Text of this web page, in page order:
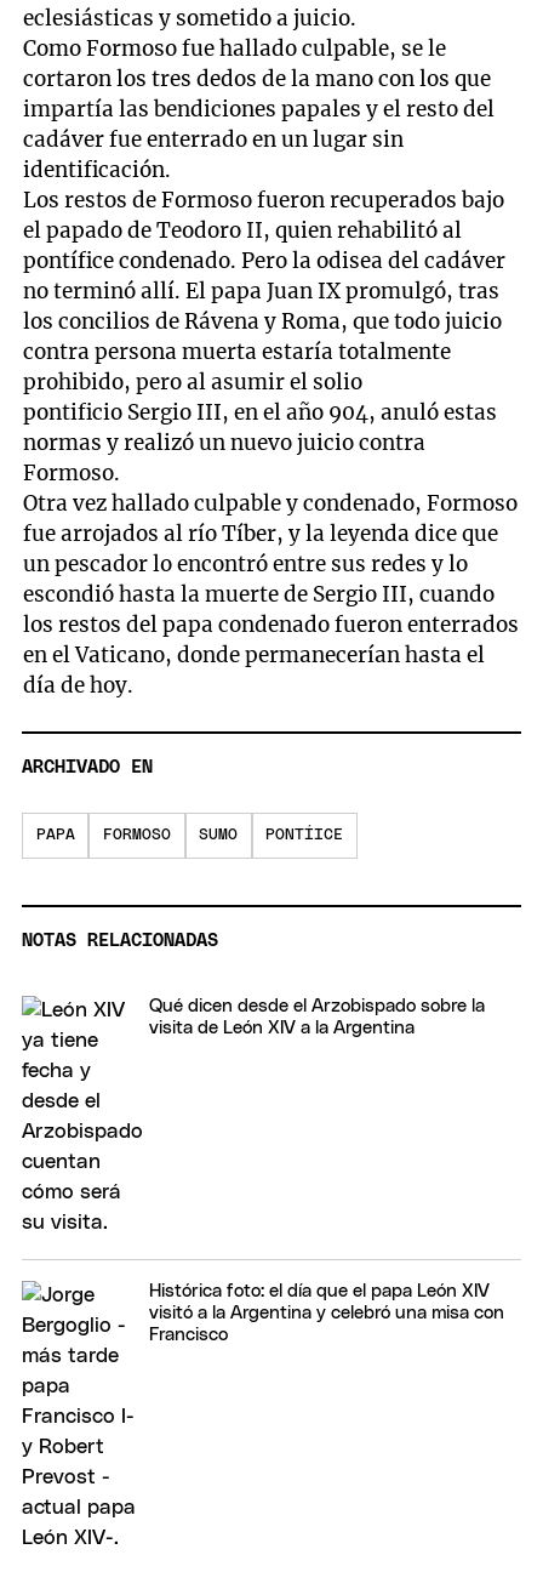
eclesiásticas y sometido a juicio.
Como Formoso fue hallado culpable, se le
cortaron los tres dedos de la mano con los que
impartía las bendiciones papales y el resto del
cadáver fue enterrado en un lugar sin
identificación.
Los restos de Formoso fueron recuperados bajo
el papado de Teodoro II, quien rehabilitó al
pontífice condenado. Pero la odisea del cadáver
no terminó allí. El papa Juan IX promulgó, tras
los concilios de Rávena y Roma, que todo juicio
contra persona muerta estaría totalmente
prohibido, pero al asumir el solio
pontificio Sergio III, en el año 904, anuló estas
normas y realizó un nuevo juicio contra
Formoso.
Otra vez hallado culpable y condenado, Formoso
fue arrojados al río Tíber, y la leyenda dice que
un pescador lo encontró entre sus redes y lo
escondió hasta la muerte de Sergio III, cuando
los restos del papa condenado fueron enterrados
en el Vaticano, donde permanecerían hasta el
día de hoy.
ARCHIVADO EN
PAPA FORMOSO SUMO PONTÍICE
NOTAS RELACIONADAS
Qué dicen desde el Arzobispado sobre la
visita de León XIV a la Argentina
Histórica foto: el día que el papa León XIV
visitó a la Argentina y celebró una misa con
Francisco